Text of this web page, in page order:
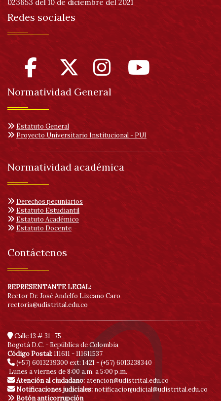
023653 del 10 de diciembre del 2021
Redes sociales
Normatividad General
Estatuto General
Proyecto Universitario Institucional - PUI
Normatividad académica
Derechos pecuniarios
Estatuto Estudiantil
Estatuto Académico
Estatuto Docente
Contáctenos
REPRESENTANTE LEGAL:
Rector Dr. José Andelfo Lizcano Caro
rectoria@udistrital.edu.co
Calle 13 # 31 -75
Bogotá D.C. - República de Colombia
Código Postal:111611 - 111611537
(+57) 6013239300 ext: 1421 - (+57) 6013238340
Lunes a viernes de 8:00 a.m. a 5:00 p.m.
Atención al ciudadano:atencion@udistrital.edu.co
Notificaciones judiciales: notificacionjudicial@udistrital.edu.co
Botón anticorrupción